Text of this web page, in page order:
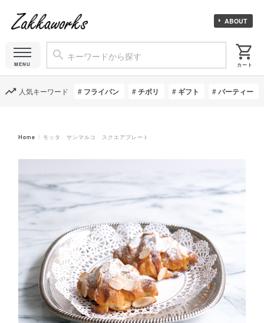
ABOUT
人気キーワード フライパン チボリ ギフト パーティー
Home モッタ サンマルコ スクエアプレート